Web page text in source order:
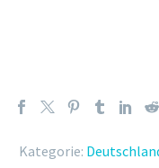
Kategorie: